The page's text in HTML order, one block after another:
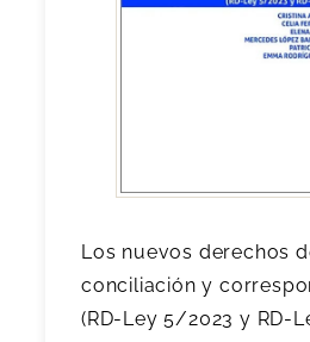
Los nuevos derechos
conciliación y
(RD-Ley 5/2023 y RD-